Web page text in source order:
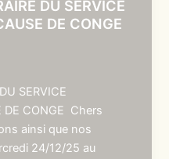
DU SERVICE
DE CONGE
SERVICE
DE CONGE Chers
ainsi que nos
24/12/25 au